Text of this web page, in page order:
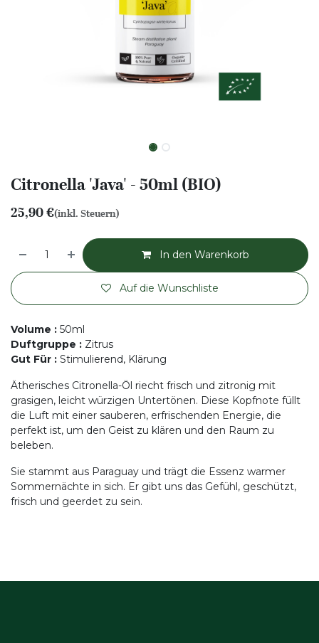
Citronella 'Java' - 50ml (BIO)
25,90€(inkl. Steuern)
In den Warenkorb
Auf die Wunschliste
Volume : 50ml
Duftgruppe : Zitrus
Gut Für : Stimulierend, Klärung
Ätherisches Citronella-Öl riecht frisch und zitronig mit
grasigen, leicht würzigen Untertönen. Diese Kopfnote füllt
die Luft mit einer sauberen, erfrischenden Energie, die
perfekt ist, um den Geist zu klären und den Raum zu
beleben.
Sie stammt aus Paraguay und trägt die Essenz warmer
Sommernächte in sich. Er gibt uns das Gefühl, geschützt,
frisch und geerdet zu sein.